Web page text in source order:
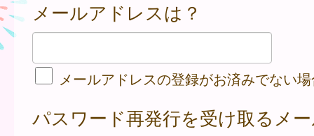
メールアドレスは？
メールアドレスの登録がお済みでない
パスワード再発行を受け取るメ